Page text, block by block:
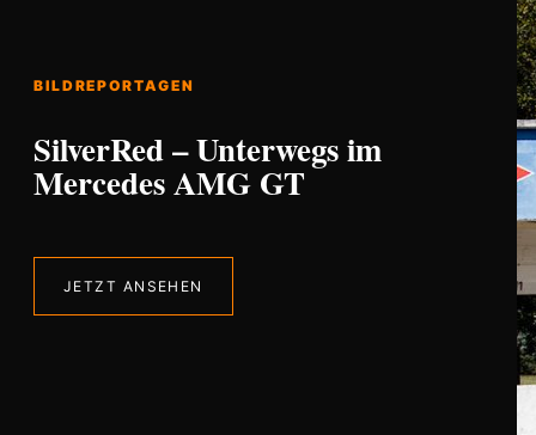
BILDREPORTAGEN
SilverRed – Unterwegs im
Mercedes AMG GT
JETZT ANSEHEN